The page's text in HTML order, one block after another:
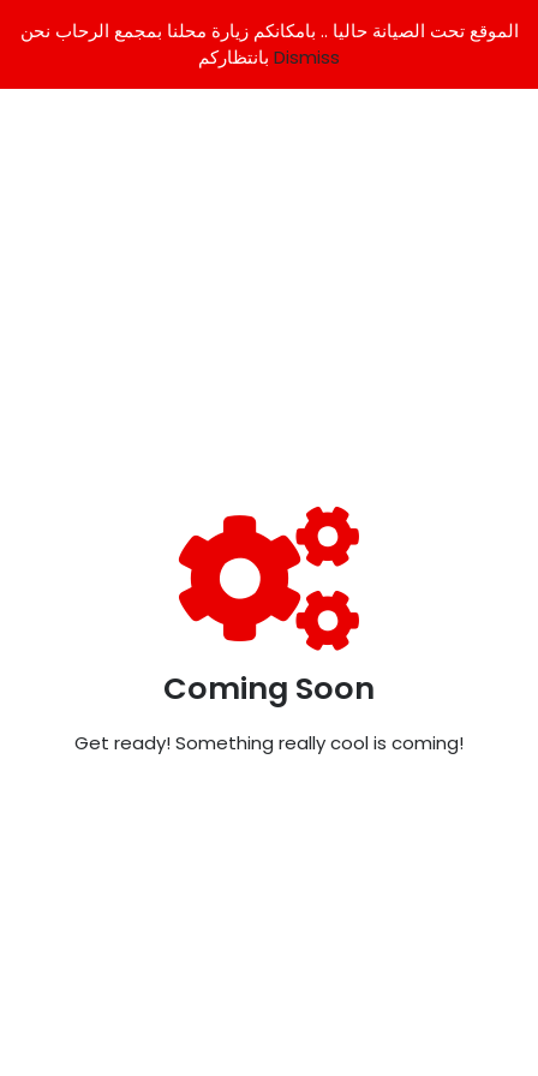
الموقع تحت الصيانة حاليا .. بامكانكم زيارة محلنا بمجمع الرحاب نحن
Dismiss
Coming Soon
Get ready! Something really cool is coming!